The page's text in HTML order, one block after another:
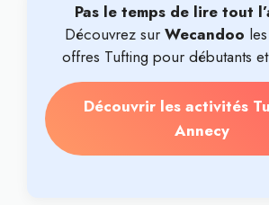
Pas le temps de lire tout
Découvrez sur Wecandoo
offres Tufting pour débutants et
Découvrir les activités
Annecy